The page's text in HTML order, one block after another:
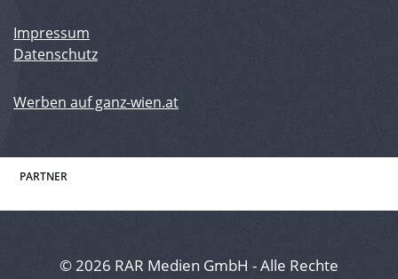
Impressum
Datenschutz
Werben auf ganz-wien.at
PARTNER
© 2026 RAR Medien GmbH - Alle Rechte